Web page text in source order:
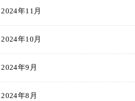
2024年11月
2024年10月
2024年9月
2024年8月